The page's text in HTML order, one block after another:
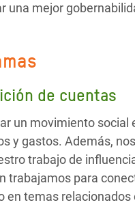
una mejor
de cuentas
un movimiento
y gastos. Además,
trabajo de
trabajamos para
en temas